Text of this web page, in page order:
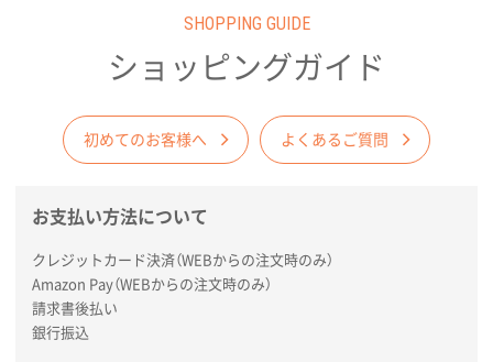
商品がよさそうだったから
コットンバッグM(B4対応)
200枚
2026年01月29日 11:46
商品情報の正確な記載、スムーズなシステム対応
広島県(社様
枚
2026年01月27日 13:12
毎年注文しており、信頼できるから。出来上がりも満
SHOPPING GUIDE
ショッピングガイド
初めてのお客様へ よくあるご質問
お支払い方法について
クレジットカード決済（WEBからの注文時のみ）
Amazon Pay（WEBからの注文時のみ）
請求書後払い
銀行振込